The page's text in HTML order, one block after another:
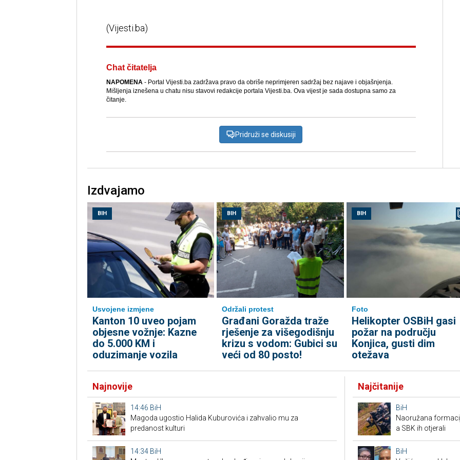
(Vijesti.ba)
Chat čitatelja
NAPOMENA- Portal Vijesti.ba zadržava pravo da obriše neprimjeren sadržaj bez najave i objašnjenja.
Mišljenja iznešena u chatu nisu stavovi redakcije portala Vijesti.ba. Ova vijest je sada dostupna samo za
čitanje.
Pridruži se diskusiji
Izdvajamo
BIH
Usvojene izmjene
Kanton 10 uveo pojam
objesne vožnje: Kazne
do 5.000 KM i
oduzimanje vozila
BIH
Održali protest
Građani Goražda traže
rješenje za višegodišnju
krizu s vodom: Gubici su
veći od 80 posto!
BIH
Foto
Helikopter OSBiH gasi
požar na području
Konjica, gusti dim
otežava
Najnovije
14:46 BiH
Magoda ugostio Halida Kuburovića i zahvalio mu za
predanost kulturi
14:34 BiH
Najčitanije
BiH
Naoružana
a SBK ih otjerali
BiH